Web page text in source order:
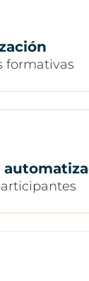
formativas